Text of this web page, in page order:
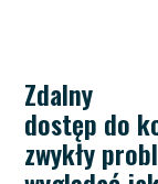
Zdalny
dostęp do
zwykły